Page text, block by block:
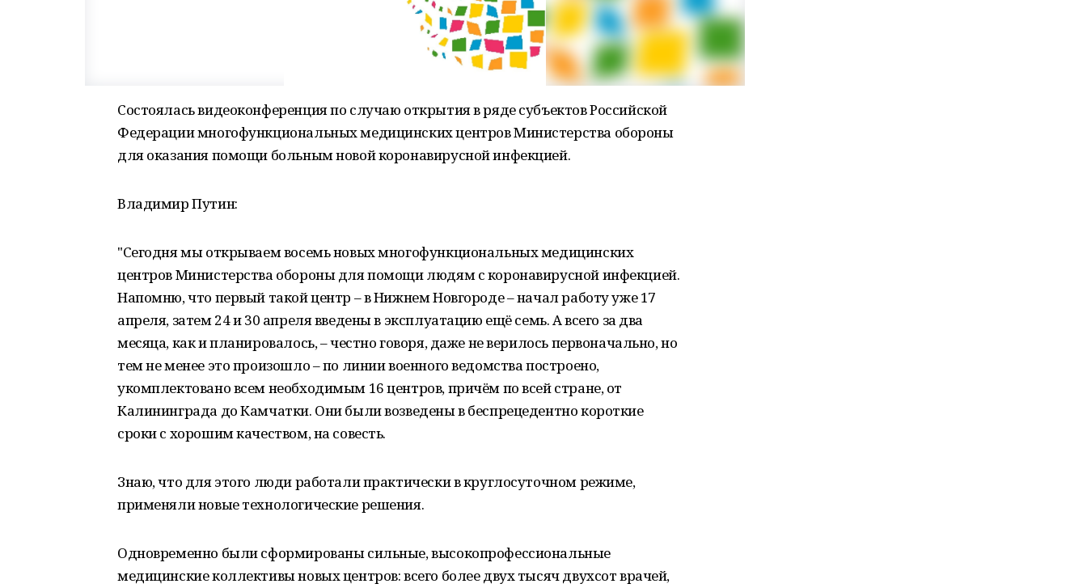
Состоялась видеоконференция по случаю открытия в ряде субъектов Российской
Федерации многофункциональных медицинских центров Министерства обороны
для оказания помощи больным новой коронавирусной инфекцией.
Владимир Путин:
"Сегодня мы открываем восемь новых многофункциональных медицинских
центров Министерства обороны для помощи людям с коронавирусной инфекцией.
Напомню, что первый такой центр – в Нижнем Новгороде – начал работу уже 17
апреля, затем 24 и 30 апреля введены в эксплуатацию ещё семь. А всего за два
месяца, как и планировалось, – честно говоря, даже не верилось первоначально, но
тем не менее это произошло – по линии военного ведомства построено,
укомплектовано всем необходимым 16 центров, причём по всей стране, от
Калининграда до Камчатки. Они были возведены в беспрецедентно короткие
сроки с хорошим качеством, на совесть.
Знаю, что для этого люди работали практически в круглосуточном режиме,
применяли новые технологические решения.
Одновременно были сформированы сильные, высокопрофессиональные
медицинские коллективы новых центров: всего более двух тысяч двухсот врачей,